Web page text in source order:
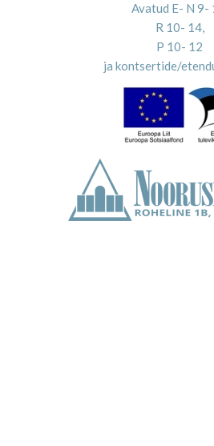
Avatud E- N 9-
R 10- 14,
P 10- 12
ja kontsertide/